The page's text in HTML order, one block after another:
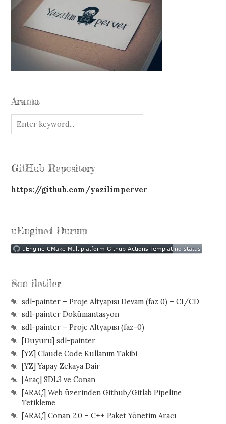
Arama
GitHub Repository
https://github.com/yazilimperver
uEngine4 Durum
Son iletiler
sdl-painter – Proje Altyapısı Devam (faz 0) – CI/CD
sdl-painter Dokümantasyon
sdl-painter – Proje Altyapısı (faz-0)
[Duyuru] sdl-painter
[YZ] Claude Code Kullanım Takibi
[YZ] Yapay Zekaya Dair
[Araç] SDL3 ve Conan
[ARAÇ] Web üzerinden Github/Gitlab Pipeline
Tetikleme
[ARAÇ] Conan 2.0 – C++ Paket Yönetim Aracı